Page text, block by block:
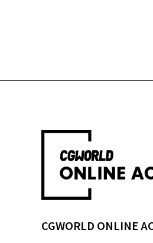
CGWORLD ONLINE